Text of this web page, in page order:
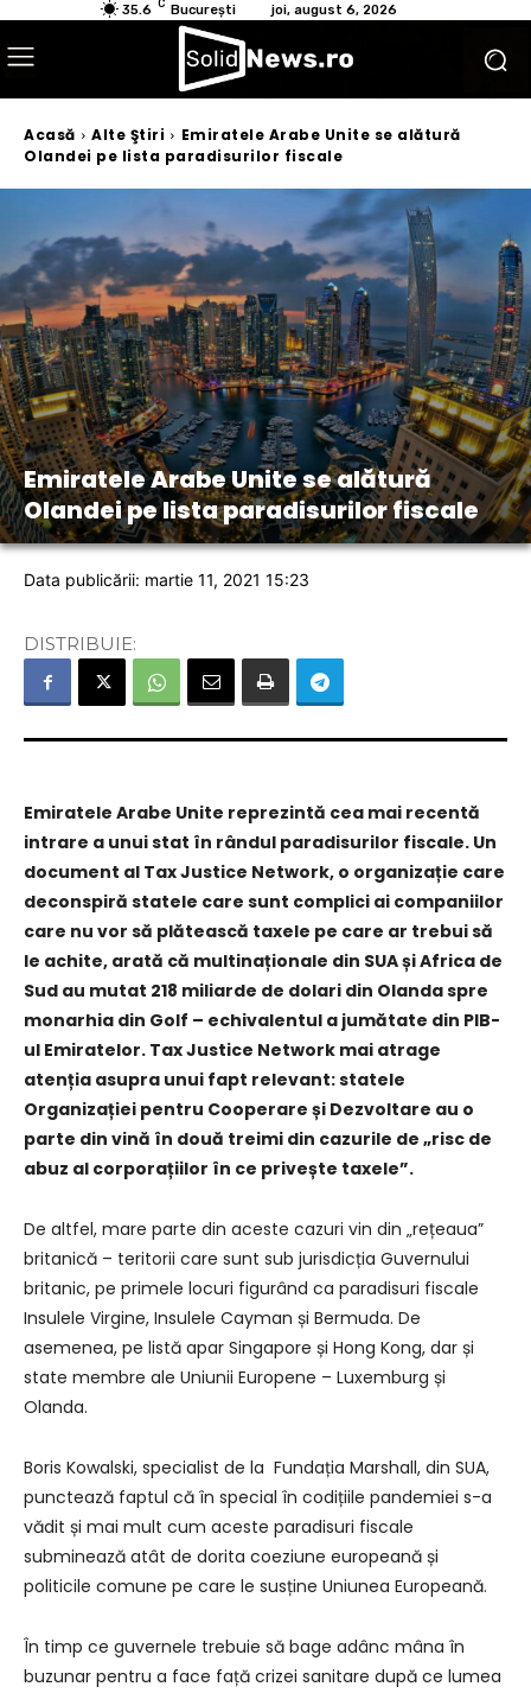
35.6 C București joi, august 6, 2026
Acasă Alte Ştiri
Emiratele Arabe Unite se alătură
Olandei pe lista paradisurilor fiscale
Emiratele Arabe Unite se alătură
Olandei pe lista paradisurilor fiscale
Data publicării: martie 11, 2021 15:23
DISTRIBUIE:
Emiratele Arabe Unite reprezintă cea mai recentă
intrare a unui stat în rândul paradisurilor fiscale. Un
document al Tax Justice Network, o organizație care
deconspiră statele care sunt complici ai companiilor
care nu vor să plătească taxele pe care ar trebui să
le achite, arată că multinaționale din SUA și Africa de
Sud au mutat 218 miliarde de dolari din Olanda spre
monarhia din Golf – echivalentul a jumătate din PIB-
ul Emiratelor. Tax Justice Network mai atrage
atenția asupra unui fapt relevant: statele
Organizației pentru Cooperare și Dezvoltare au o
parte din vină în două treimi din cazurile de „risc de
abuz al corporațiilor în ce privește taxele”.
De altfel, mare parte din aceste cazuri vin din „rețeaua”
britanică – teritorii care sunt sub jurisdicția Guvernului
britanic, pe primele locuri figurând ca paradisuri fiscale
Insulele Virgine, Insulele Cayman și Bermuda. De
asemenea, pe listă apar Singapore și Hong Kong, dar și
state membre ale Uniunii Europene – Luxemburg și
Olanda.
Boris Kowalski, specialist de la Fundația Marshall, din SUA,
punctează faptul că în special în codițiile pandemiei s-a
vădit și mai mult cum aceste paradisuri fiscale
subminează atât de dorita coeziune europeană și
politicile comune pe care le susține Uniunea Europeană.
În timp ce guvernele trebuie să bage adânc mâna în
buzunar pentru a face față crizei sanitare după ce lumea